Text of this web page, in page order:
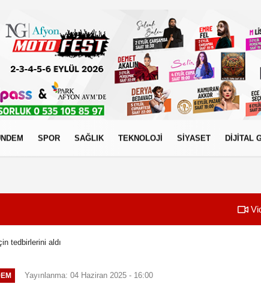
SPOR SAĞLIK TEKNOLOJİ SİYASET DİJİTAL
tedbirlerini aldı
Yayınlanma: 04 Haziran 2025 - 16:00